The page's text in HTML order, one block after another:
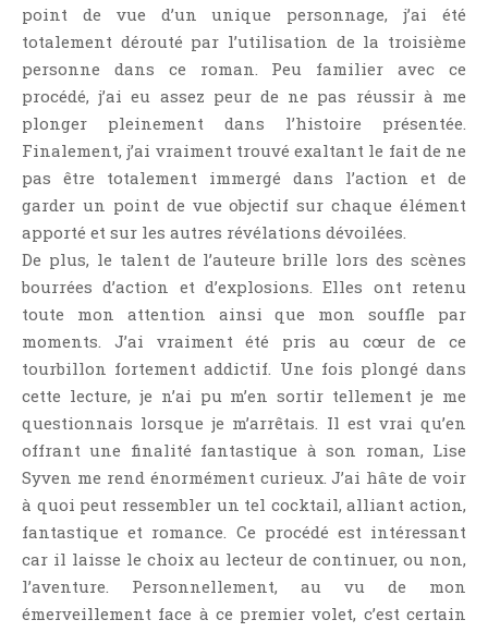
point de vue d’un unique personnage, j’ai été
totalement dérouté par l’utilisation de la troisième
personne dans ce roman. Peu familier avec ce
procédé, j’ai eu assez peur de ne pas réussir à me
plonger pleinement dans l’histoire présentée.
Finalement, j’ai vraiment trouvé exaltant le fait de ne
pas être totalement immergé dans l’action et de
garder un point de vue objectif sur chaque élément
apporté et sur les autres révélations dévoilées.
De plus, le talent de l’auteure brille lors des scènes
bourrées d’action et d’explosions. Elles ont retenu
toute mon attention ainsi que mon souffle par
moments. J’ai vraiment été pris au cœur de ce
tourbillon fortement addictif. Une fois plongé dans
cette lecture, je n’ai pu m’en sortir tellement je me
questionnais lorsque je m’arrêtais. Il est vrai qu’en
offrant une finalité fantastique à son roman, Lise
Syven me rend énormément curieux. J’ai hâte de voir
à quoi peut ressembler un tel cocktail, alliant action,
fantastique et romance. Ce procédé est intéressant
car il laisse le choix au lecteur de continuer, ou non,
l’aventure. Personnellement, au vu de mon
émerveillement face à ce premier volet, c’est certain